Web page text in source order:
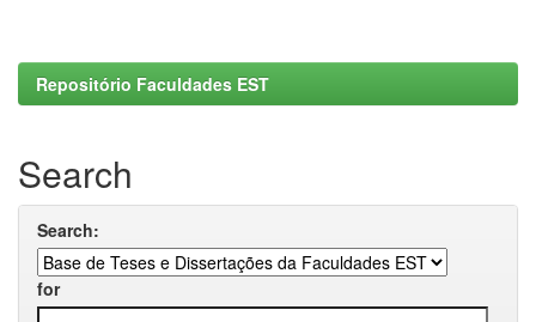
Repositório Faculdades EST
Search
Search:
for